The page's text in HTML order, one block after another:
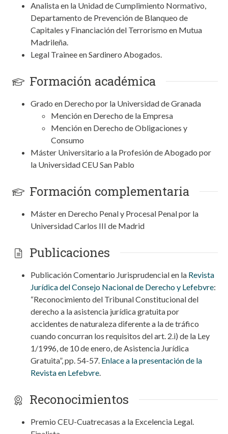
Analista en la Unidad de Cumplimiento Normativo,
Departamento de Prevención de Blanqueo de
Capitales y Financiación del Terrorismo en Mutua
Madrileña.
Legal Trainee en Sardinero Abogados.
Formación académica
Grado en Derecho por la Universidad de Granada
Mención en Derecho de la Empresa
Mención en Derecho de Obligaciones y
Consumo
Máster Universitario a la Profesión de Abogado por
la Universidad CEU San Pablo
Formación complementaria
Máster en Derecho Penal y Procesal Penal por la
Universidad Carlos III de Madrid
Publicaciones
Publicación Comentario Jurisprudencial en la Revista
Jurídica del Consejo Nacional de Derecho y Lefebvre:
“Reconocimiento del Tribunal Constitucional del
derecho a la asistencia jurídica gratuita por
accidentes de naturaleza diferente a la de tráfico
cuando concurran los requisitos del art. 2.i) de la Ley
1/1996, de 10 de enero, de Asistencia Jurídica
Gratuita”, pp. 54-57. Enlace a la presentación de la
Revista en Lefebvre.
Reconocimientos
Premio CEU-Cuatrecasas a la Excelencia Legal.